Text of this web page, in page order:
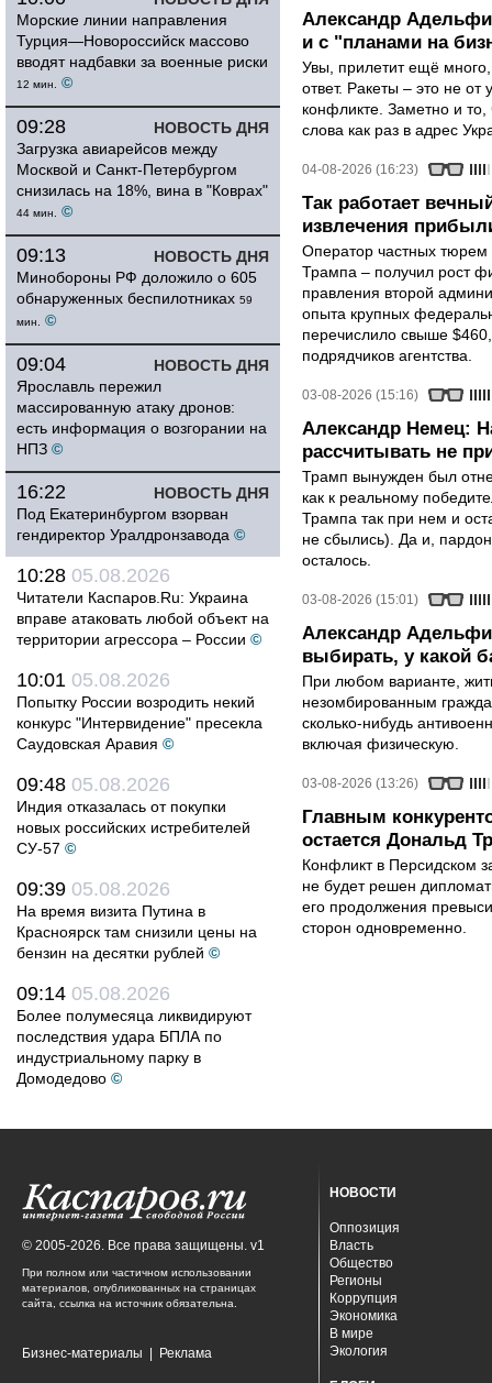
Морские линии направления
Турция—Новороссийск массово
вводят надбавки за военные риски
12 мин. ©
НОВОСТЬ ДНЯ
09:28
Загрузка авиарейсов между
Москвой и Санкт-Петербургом
снизилась на 18%, вина в "Коврах"
44 мин. ©
НОВОСТЬ ДНЯ
09:13
Минобороны РФ доложило о 605
обнаруженных беспилотниках 59
мин.
©
НОВОСТЬ ДНЯ
09:04
Ярославль пережил
массированную атаку дронов:
есть информация о возгорании на
НПЗ ©
НОВОСТЬ ДНЯ
16:22
Под Екатеринбургом взорван
гендиректор Уралдронзавода ©
10:28 05.08.2026
Читатели Каспаров.Ru: Украина
вправе атаковать любой объект на
территории агрессора – России ©
10:01 05.08.2026
Попытку России возродить некий
конкурс "Интервидение" пресекла
Саудовская Аравия ©
09:48 05.08.2026
Индия отказалась от покупки
новых российских истребителей
СУ-57 ©
09:39 05.08.2026
На время визита Путина в
Красноярск там снизили цены на
бензин на десятки рублей ©
09:14 05.08.2026
Более полумесяца ликвидируют
последствия удара БПЛА по
индустриальному парку в
Домодедово ©
Александр
и с "планами на
Увы, прилетит ещё
ответ. Ракеты – это не от
конфликте. Заметно и
слова как раз в адрес
04-08-2026 (16:23)
Так работает
извлечения
Оператор частных тюрем
Трампа – получил рост
правления второй
опыта крупных
перечислило свыше
подрядчиков агентства.
03-08-2026 (15:16)
Александр Немец:
рассчитывать не
Трамп вынужден был
как к реальному
Трампа так при нем и
не сбылись). Да и,
осталось.
03-08-2026 (15:01)
Александр
выбирать, у какой
При любом варианте,
незомбированным
сколько-нибудь
включая физическую.
03-08-2026 (13:26)
Главным
остается Дональд
Конфликт в Персидском
не будет решен
его продолжения
сторон одновременно.
© 2005-2026. Все права защищены. v1
При полном или частичном использовании
материалов, опубликованных на страницах
сайта, ссылка на источник обязательна.
Бизнес-материалы Реклама
НОВОСТИ
Оппозиция
Власть
Общество
Регионы
Коррупция
Экономика
В мире
Экология